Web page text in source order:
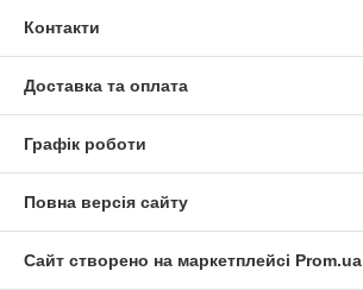
Контакти
Доставка та оплата
Графік роботи
Повна версія сайту
Сайт створено на маркетплейсі Prom.ua